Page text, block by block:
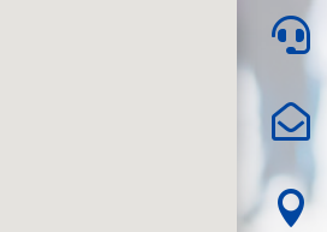


